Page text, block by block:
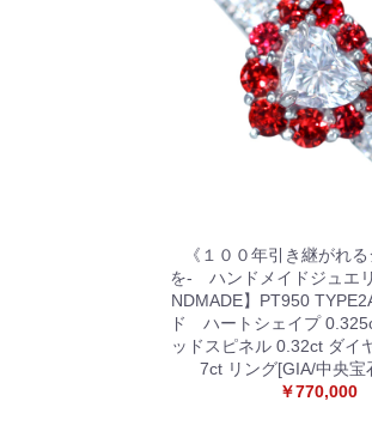
《１００年引き継がれ
を- ハンドメイドジュエ
NDMADE】PT950
ド ハートシェイプ
ッドスピネル 0.32ct ダイ
7ct リング[GIA/中央宝
￥770,000